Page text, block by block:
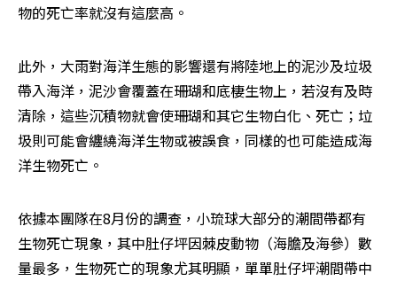
物的死亡率就沒有這麼高。
此外，大雨對海洋生態的影響還有將陸地上的泥沙及垃圾
帶入海洋，泥沙會覆蓋在珊瑚和底棲生物上，若沒有及時
清除，這些沉積物就會使珊瑚和其它生物白化、死亡；垃
圾則可能會纏繞海洋生物或被誤食，同樣的也可能造成海
洋生物死亡。
依據本團隊在8月份的調查，小琉球大部分的潮間帶都有
生物死亡現象，其中肚仔坪因棘皮動物（海膽及海參）數
量最多，生物死亡的現象尤其明顯，單單肚仔坪潮間帶中